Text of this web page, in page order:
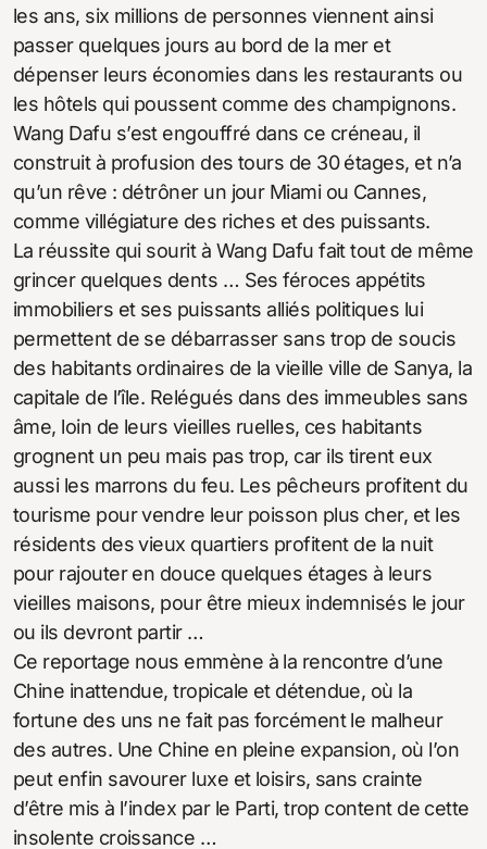
les ans, six millions de personnes viennent ainsi
passer quelques jours au bord de la mer et
dépenser leurs économies dans les restaurants ou
les hôtels qui poussent comme des champignons.
Wang Dafu s’est engouffré dans ce créneau, il
construit à profusion des tours de 30 étages, et n’a
qu’un rêve : détrôner un jour Miami ou Cannes,
comme villégiature des riches et des puissants.
La réussite qui sourit à Wang Dafu fait tout de même
grincer quelques dents … Ses féroces appétits
immobiliers et ses puissants alliés politiques lui
permettent de se débarrasser sans trop de soucis
des habitants ordinaires de la vieille ville de Sanya, la
capitale de l’île. Relégués dans des immeubles sans
âme, loin de leurs vieilles ruelles, ces habitants
grognent un peu mais pas trop, car ils tirent eux
aussi les marrons du feu. Les pêcheurs profitent du
tourisme pour vendre leur poisson plus cher, et les
résidents des vieux quartiers profitent de la nuit
pour rajouter en douce quelques étages à leurs
vieilles maisons, pour être mieux indemnisés le jour
ou ils devront partir …
Ce reportage nous emmène à la rencontre d’une
Chine inattendue, tropicale et détendue, où la
fortune des uns ne fait pas forcément le malheur
des autres. Une Chine en pleine expansion, où l’on
peut enfin savourer luxe et loisirs, sans crainte
d’être mis à l’index par le Parti, trop content de cette
insolente croissance …